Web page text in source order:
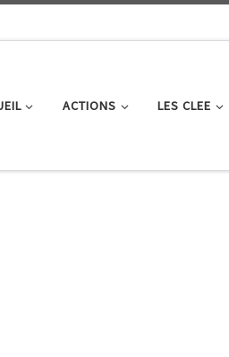
ACTIONS LES CLEE